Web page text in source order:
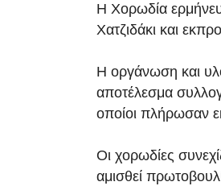
Η Χορωδία
Χατζιδάκι και
Η οργάνωση και
αποτέλεσμα
οποίοι πλήρωσαν
Οι χορωδίες
αμισθεί